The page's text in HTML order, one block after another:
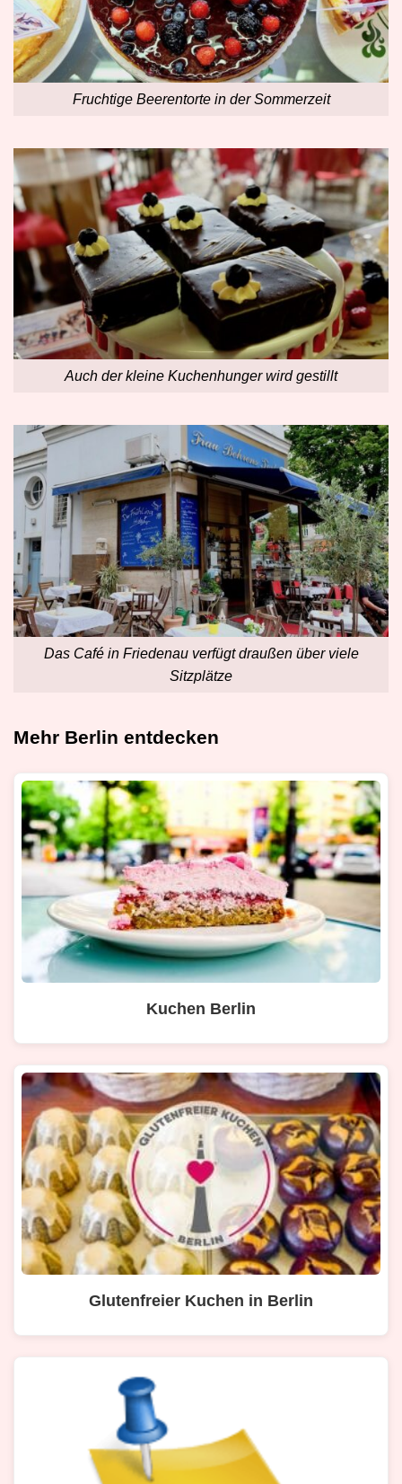
Fruchtige Beerentorte in der Sommerzeit
Auch der kleine Kuchenhunger wird gestillt
Das Café in Friedenau verfügt draußen über viele
Sitzplätze
Mehr Berlin entdecken
Kuchen Berlin
Glutenfreier Kuchen in Berlin